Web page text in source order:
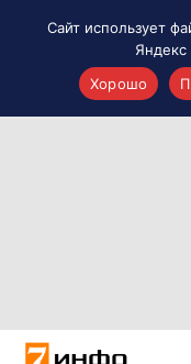
Новости
Политика
Сайт использует
Хорошо